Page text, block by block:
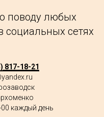
поводу любых
социальных сетях
817-18-21
каждый день